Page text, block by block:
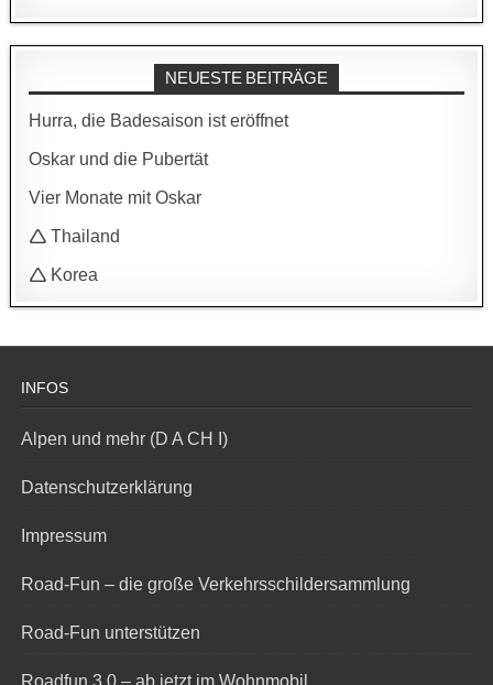
NEUESTE BEITRÄGE
Hurra, die Badesaison ist eröffnet
Oskar und die Pubertät
Vier Monate mit Oskar
🛆 Thailand
🛆 Korea
INFOS
Alpen und mehr (D A CH I)
Datenschutzerklärung
Impressum
Road-Fun – die große Verkehrsschildersammlung
Road-Fun unterstützen